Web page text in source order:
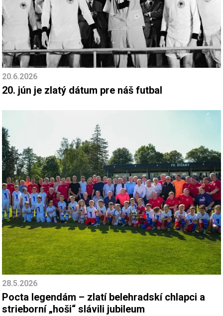
20.6.2026
20. jún je zlatý dátum pre náš futbal
28.5.2026
Pocta legendám – zlatí belehradskí chlapci a
strieborní „hoši“ slávili jubileum